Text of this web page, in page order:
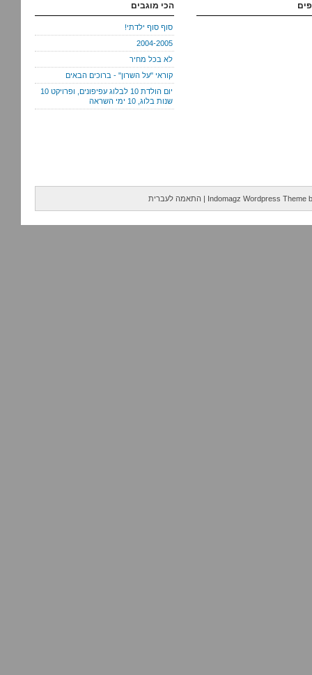
הכי מוגבים
סוף סוף ילדתי!
2004-2005
לא בכל מחיר
קוראי "על השרון" - ברוכים הבאים
יום הולדת 10 לבלוג עפיפונים, ופרויקט 10
שנות בלוג, 10 ימי השראה
Indomagz Wordpress Theme
| התאמה לעברית